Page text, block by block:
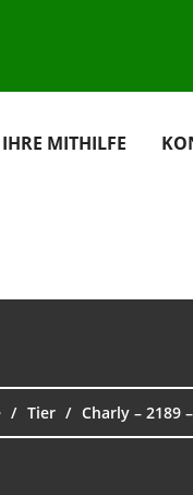
IHRE MITHILFE
Tier Charly – 2189